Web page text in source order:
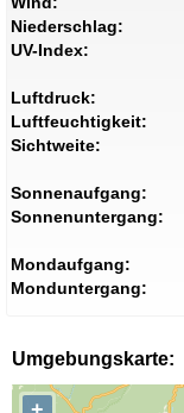
Niederschlag:
UV-Index:
Luftdruck:
Luftfeuchtigkeit:
Sichtweite:
Sonnenaufgang:
Sonnenuntergang:
Mondaufgang:
Monduntergang:
Umgebungskarte: